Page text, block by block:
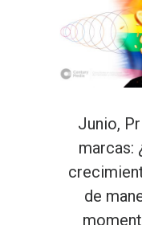
Junio,
marcas:
de